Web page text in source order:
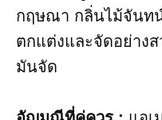
กฤษณา กลิ่นไม้จันท
ตกแต่งและจัดอย่าง
มันจัด